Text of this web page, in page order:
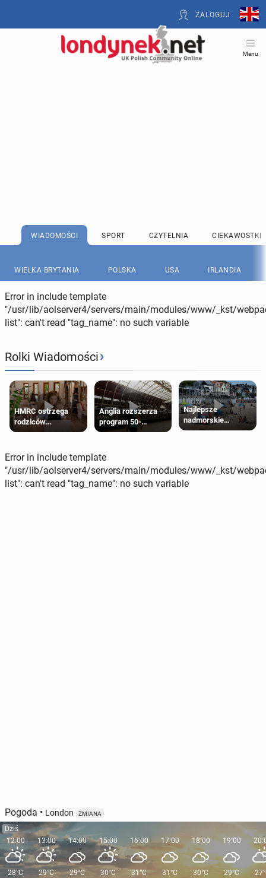
ZALOGUJ
Menu
WIADOMOŚCI SPORT CZYTELNIA CIEKAWOSTKI
WIELKA BRYTANIA POLSKA USA IRLANDIA
Error in include template
"/usr/lib/aolserver4/servers/main/modules/www/_kst/
list": can't read "tag_name": no such variable
Rolki Wiadomości›
HMRC ostrzega
rodziców
pobierających Child
zobowiązani do
zwrotu zasiłku
Anglia rozszerza
program 50-
procentowych
na 18-latków
Najlepsze
nadmorskie
miasteczko blisko
Error in include template
"/usr/lib/aolserver4/servers/main/modules/www/_kst/
list": can't read "tag_name": no such variable
Pogoda • London ZMIANA
Dziś
12:00
28°C
13:00
29°C
14:00
29°C
15:00
30°C
16:00
31°C
17:00
31°C
18:00
30°C
19:00
29°C